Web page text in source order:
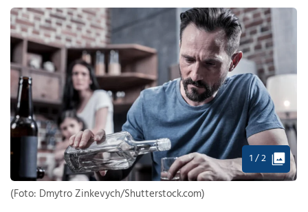
1 / 2
(Foto: Dmytro Zinkevych/Shutterstock.com)